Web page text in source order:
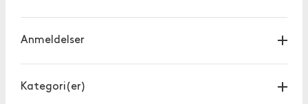
Anmeldelser
Kategori(er)